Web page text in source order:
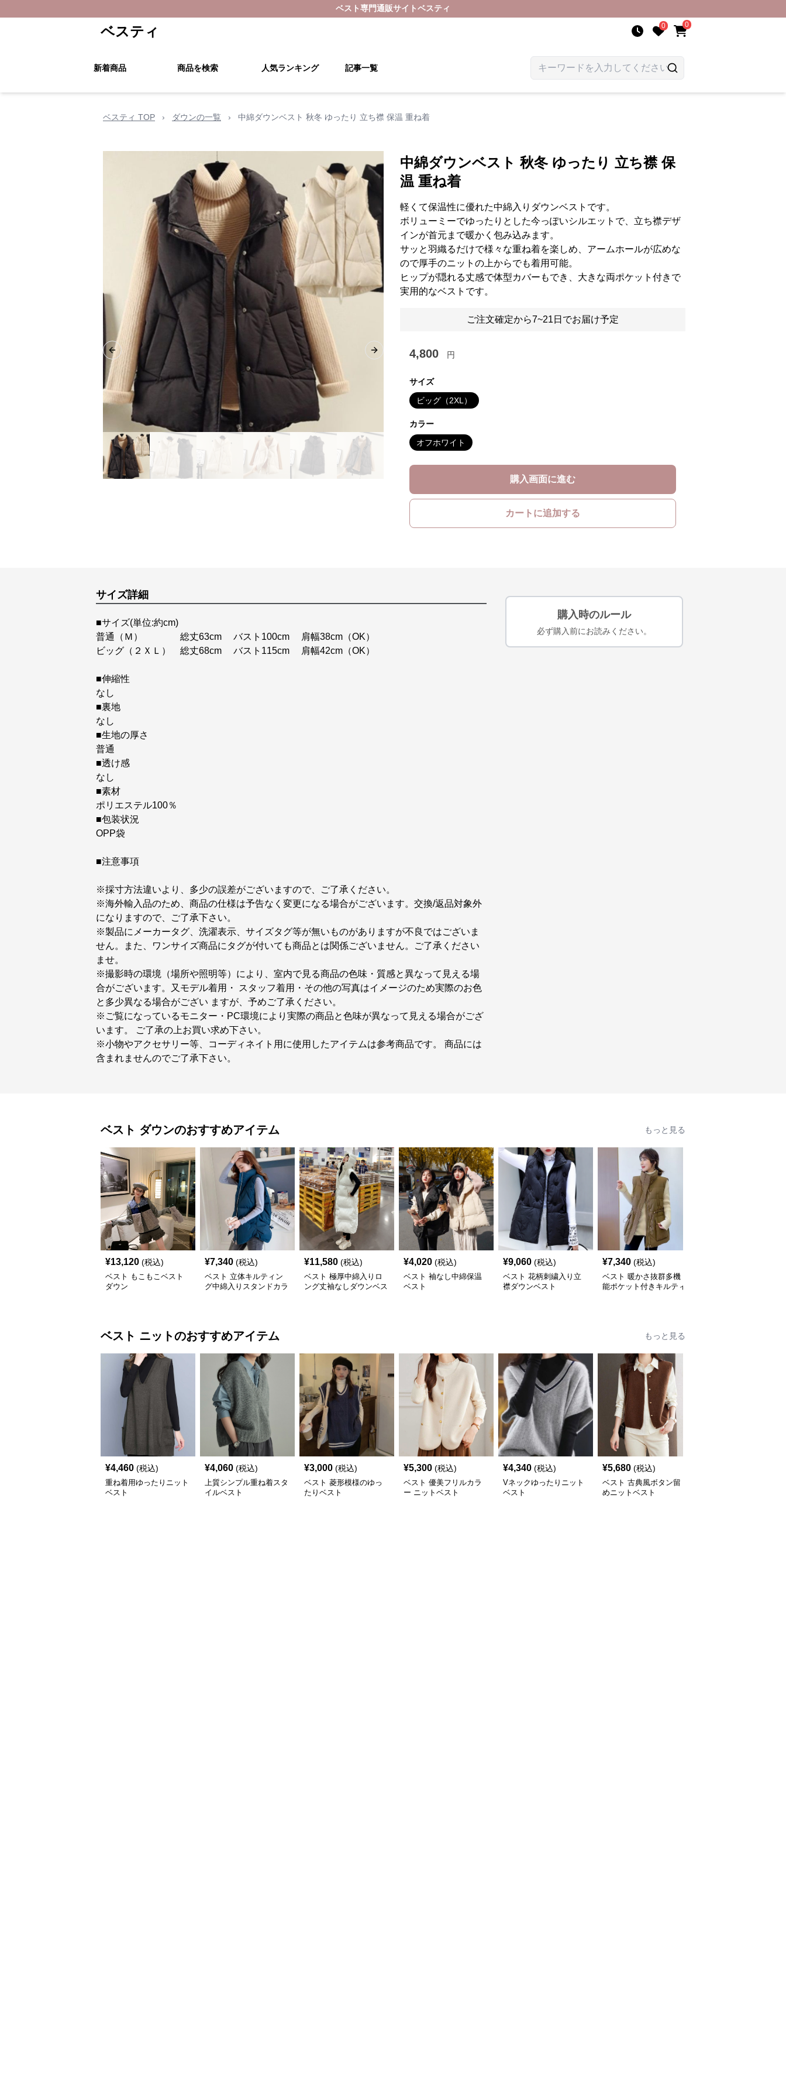
ベスト専門通販サイトベスティ
ベスティ 0 0
新着商品 商品を検索 人気ランキング 記事一覧
ベスティ TOP › ダウンの一覧 › 中綿ダウンベスト 秋冬 ゆったり 立ち襟 保温 重ね着
Previous slide Next slide
中綿ダウンベスト 秋冬 ゆったり 立ち襟 保
温 重ね着
軽くて保温性に優れた中綿入りダウンベストです。
ボリューミーでゆったりとした今っぽいシルエットで、立ち襟デザ
インが首元まで暖かく包み込みます。
サッと羽織るだけで様々な重ね着を楽しめ、アームホールが広めな
ので厚手のニットの上からでも着用可能。
ヒップが隠れる丈感で体型カバーもでき、大きな両ポケット付きで
実用的なベストです。
ご注文確定から7~21日でお届け予定
4,800 円
サイズ
ビッグ（2XL）
カラー
オフホワイト
購入画面に進む
カートに追加する
サイズ詳細
■サイズ(単位:約cm)
普通（Ｍ） 総丈63cm バスト100cm 肩幅38cm（OK）
ビッグ（２ＸＬ） 総丈68cm バスト115cm 肩幅42cm（OK）
■伸縮性
なし
■裏地
なし
■生地の厚さ
普通
■透け感
なし
■素材
ポリエステル100％
■包装状況
OPP袋
■注意事項
※採寸方法違いより、多少の誤差がございますので、ご了承ください。
※海外輸入品のため、商品の仕様は予告なく変更になる場合がございます。交換/返品対象外
になりますので、ご了承下さい。
※製品にメーカータグ、洗濯表示、サイズタグ等が無いものがありますが不良ではございま
せん。また、ワンサイズ商品にタグが付いても商品とは関係ございません。ご了承ください
ませ。
※撮影時の環境（場所や照明等）により、室内で見る商品の色味・質感と異なって見える場
合がございます。又モデル着用・ スタッフ着用・その他の写真はイメージのため実際のお色
と多少異なる場合がござい ますが、予めご了承ください。
※ご覧になっているモニター・PC環境により実際の商品と色味が異なって見える場合がござ
います。 ご了承の上お買い求め下さい。
※小物やアクセサリー等、コーディネイト用に使用したアイテムは参考商品です。 商品には
含まれませんのでご了承下さい。
購入時のルール
必ず購入前にお読みください。
ベスト ダウンのおすすめアイテム もっと見る
¥13,120 (税込)
ベスト もこもこベスト
ダウン
¥7,340 (税込)
ベスト 立体キルティン
グ中綿入りスタンドカラ
¥11,580 (税込)
ベスト 極厚中綿入りロ
ング丈袖なしダウンベス
¥4,020 (税込)
ベスト 袖なし中綿保温
ベスト
¥9,060 (税込)
ベスト 花柄刺繍入り立
襟ダウンベスト
¥7,340 (税込)
ベスト 暖かさ抜群多機
能ポケット付きキルティ
ベスト ニットのおすすめアイテム もっと見る
¥4,460 (税込)
重ね着用ゆったりニット
ベスト
¥4,060 (税込)
上質シンプル重ね着スタ
イルベスト
¥3,000 (税込)
ベスト 菱形模様のゆっ
たりベスト
¥5,300 (税込)
ベスト 優美フリルカラ
ー ニットベスト
¥4,340 (税込)
Vネックゆったりニット
ベスト
¥5,680 (税込)
ベスト 古典風ボタン留
めニットベスト